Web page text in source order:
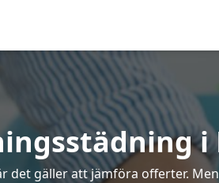
i
det gäller att jämföra offerter.